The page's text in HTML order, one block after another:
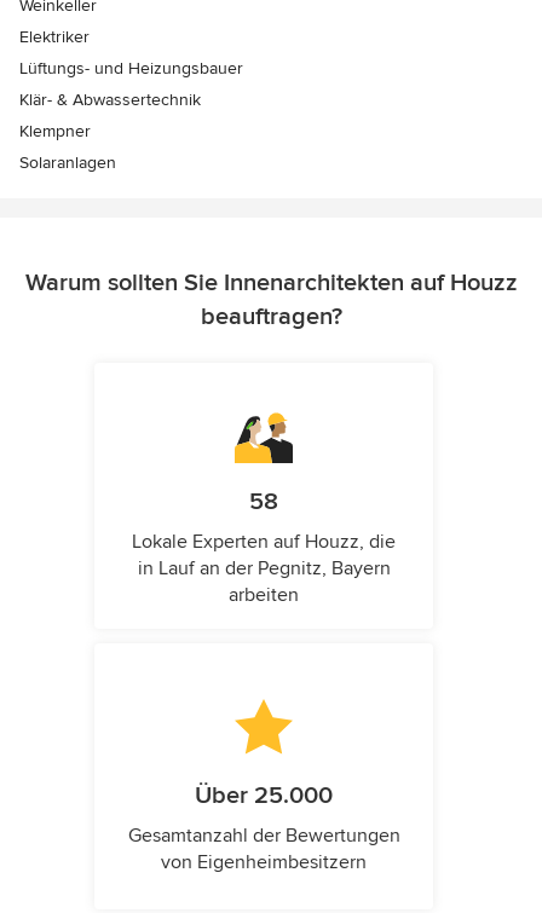
Weinkeller
Elektriker
Lüftungs- und Heizungsbauer
Klär- & Abwassertechnik
Klempner
Solaranlagen
Warum sollten Sie Innenarchitekten auf Houzz
beauftragen?
58
Lokale Experten auf Houzz, die
in Lauf an der Pegnitz, Bayern
arbeiten
Über 25.000
Gesamtanzahl der Bewertungen
von Eigenheimbesitzern